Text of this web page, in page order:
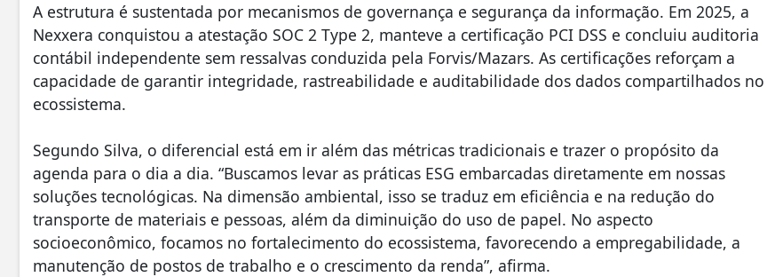
A estrutura é sustentada por mecanismos de governança e segurança da informação. Em 2025, a
Nexxera conquistou a atestação SOC 2 Type 2, manteve a certificação PCI DSS e concluiu auditoria
contábil independente sem ressalvas conduzida pela Forvis/Mazars. As certificações reforçam a
capacidade de garantir integridade, rastreabilidade e auditabilidade dos dados compartilhados no
ecossistema.
Segundo Silva, o diferencial está em ir além das métricas tradicionais e trazer o propósito da
agenda para o dia a dia. “Buscamos levar as práticas ESG embarcadas diretamente em nossas
soluções tecnológicas. Na dimensão ambiental, isso se traduz em eficiência e na redução do
transporte de materiais e pessoas, além da diminuição do uso de papel. No aspecto
socioeconômico, focamos no fortalecimento do ecossistema, favorecendo a empregabilidade, a
manutenção de postos de trabalho e o crescimento da renda”, afirma.